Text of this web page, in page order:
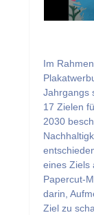
Im
Jahrgangs
17 Zielen
2030
eines Ziels
Papercut-
darin,
Ziel zu